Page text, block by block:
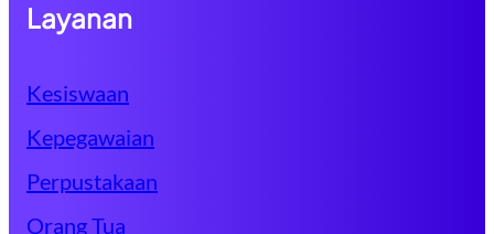
Layanan
Kesiswaan
Kepegawaian
Perpustakaan
Orang Tua